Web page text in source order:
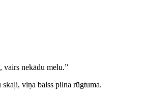
vairs nekādu melu.”
viņa balss pilna rūgtuma.